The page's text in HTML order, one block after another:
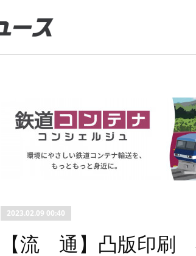
2023.02.09 00:40
【流 通】凸版印刷